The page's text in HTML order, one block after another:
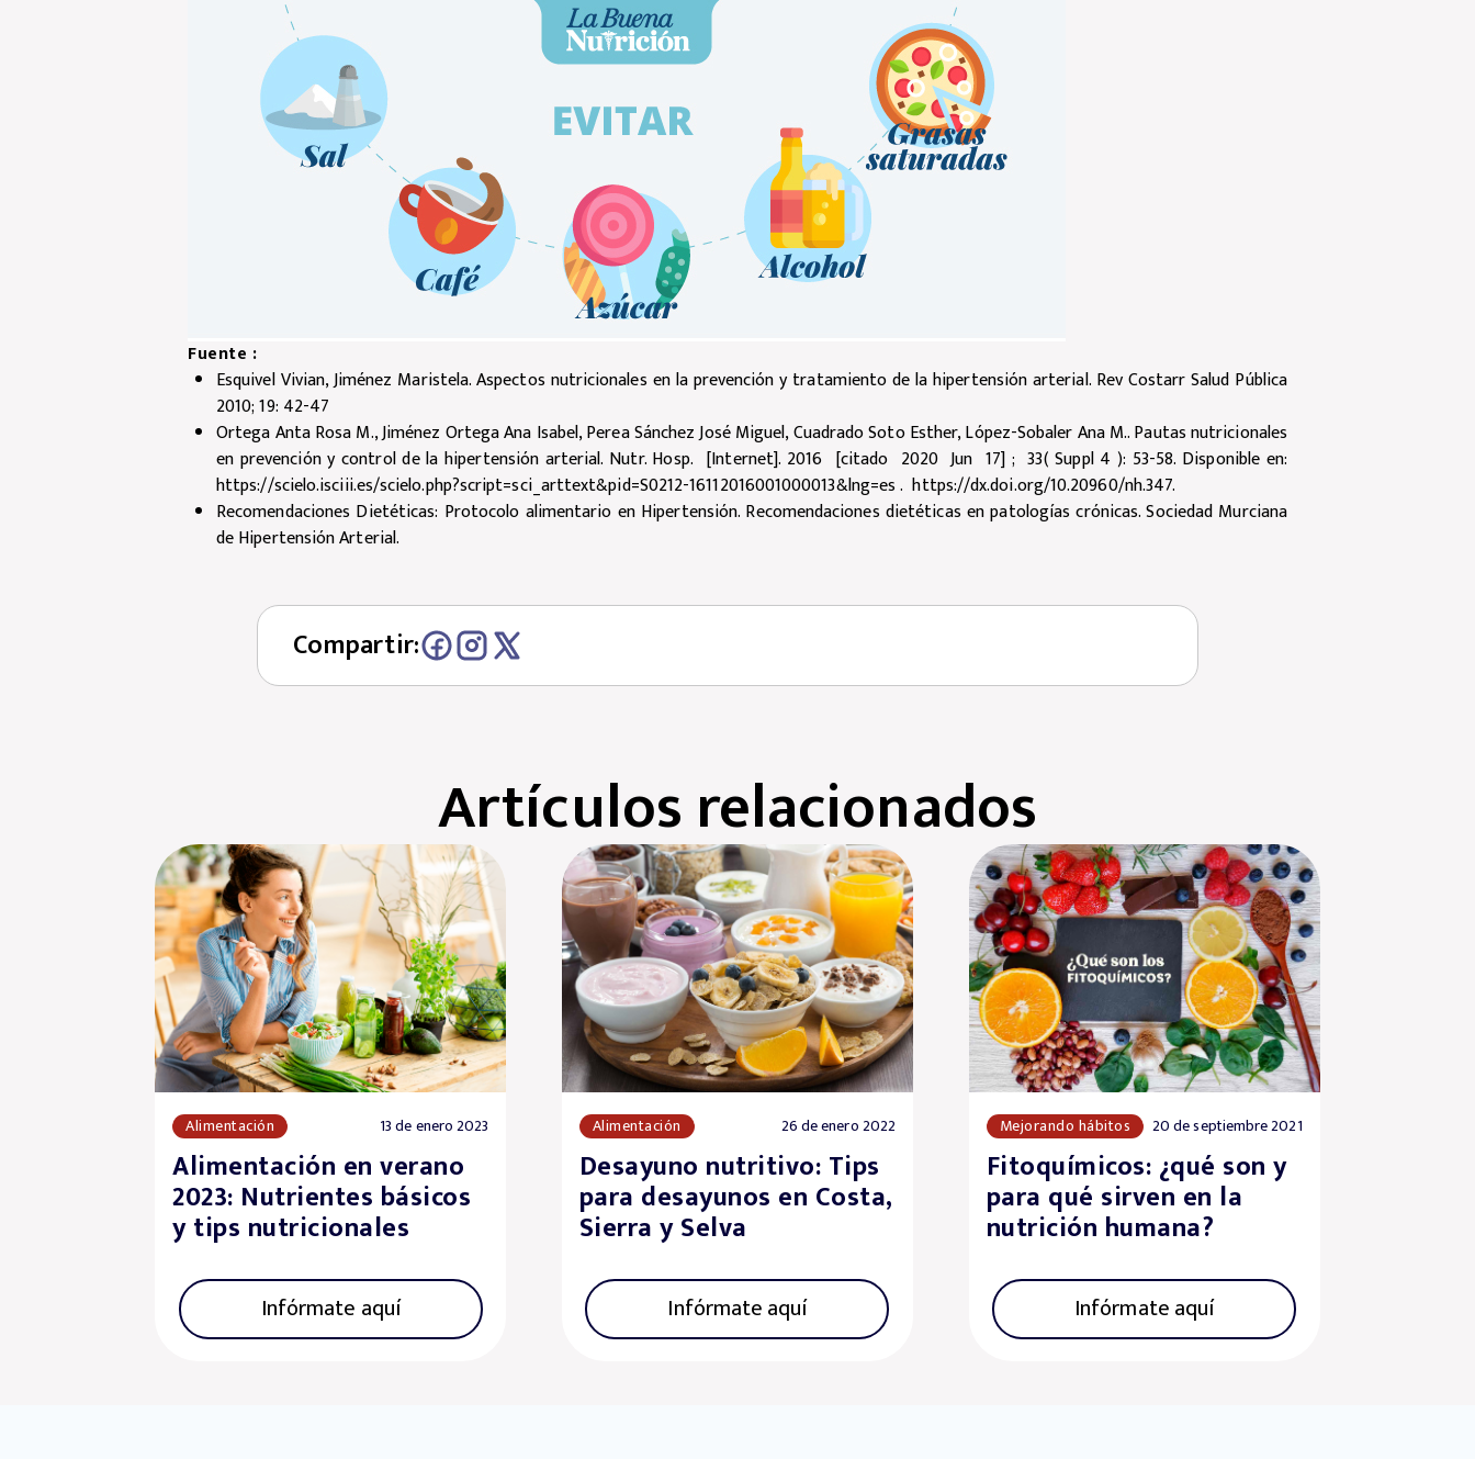
Fuente :
Esquivel Vivian, Jiménez Maristela. Aspectos nutricionales en la prevención y tratamiento de la hipertensión arterial. Rev Costarr Salud Pública
2010; 19: 42-47
Ortega Anta Rosa M., Jiménez Ortega Ana Isabel, Perea Sánchez José Miguel, Cuadrado Soto Esther, López-Sobaler Ana M.. Pautas nutricionales
en prevención y control de la hipertensión arterial. Nutr. Hosp. [Internet]. 2016 [citado 2020 Jun 17] ; 33( Suppl 4 ): 53-58. Disponible en:
https://scielo.isciii.es/scielo.php?script=sci_arttext&pid=S0212-16112016001000013&lng=es.https://dx.doi.org/10.20960/nh.347.
Recomendaciones Dietéticas: Protocolo alimentario en Hipertensión. Recomendaciones dietéticas en patologías crónicas. Sociedad Murciana
de Hipertensión Arterial.
Compartir:
Artículos relacionados
Alimentación 13 de enero 2023
Alimentación en verano
2023: Nutrientes básicos
y tips nutricionales
Infórmate aquí
Alimentación 26 de enero 2022
Desayuno nutritivo: Tips
para desayunos en Costa,
Sierra y Selva
Infórmate aquí
Mejorando hábitos 20 de septiembre 2021
Fitoquímicos: ¿qué son y
para qué sirven en la
nutrición humana?
Infórmate aquí